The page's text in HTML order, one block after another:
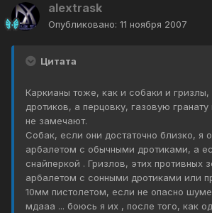
alextrask
Опубликовано: 11 ноября 2007
Цитата
Каркианы тоже, как и собаки и гризлы,
дротиков, а перцовку, газовую
не замечают.
Собак, если они достаточно близко, я
арбалетом с обычными дротиками, а
снайперкой . Гризлов, этих противных
арбалетом с сонными дротиками или
10мм пистолетом, если не опасно
мдааа ... боюсь я их , после того, как